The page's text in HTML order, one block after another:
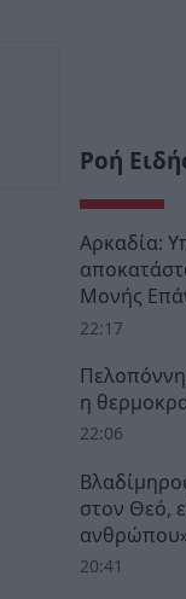
Ροή
Αρκαδία:
Μονής
22:17
η
22:06
στον Θεό,
20:41